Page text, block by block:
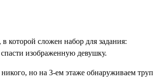
которой сложен набор для задания:
изображенную девушку.
но на 3-ем этаже обнаруживаем труп